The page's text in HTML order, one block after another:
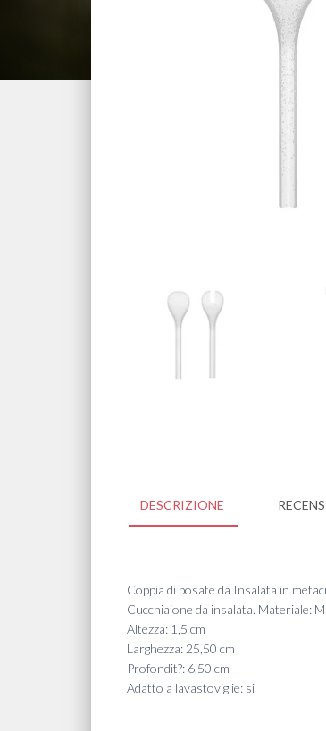
DESCRIZIONE
Coppia di posate da Insalata in
Cucchiaione da insalata. Materiale:
Altezza: 1,5 cm
Larghezza: 25,50 cm
Profondit?: 6,50 cm
Adatto a lavastoviglie: si